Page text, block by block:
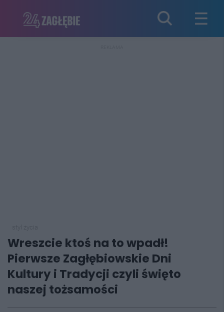
Wreszcie ktoś na to wpadł!
Pierwsze Zagłębiowskie Dni
Kultury i Tradycji czyli święto
naszej tożsamości